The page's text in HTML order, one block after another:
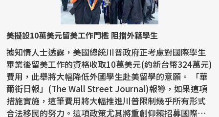
美擬設10萬美元留美工作門檻 阻擋外籍學生
據知情人士透露，美國總統川普政府正考慮對國際學生
畢業後留美工作的資格收取10萬美元(約新台幣324萬元)
費用，此舉將大幅降低外國學生赴美留學的意願。 「華
爾街日報」(The Wall Street Journal)報導，如果這項
措施實施，這筆費用將大幅推進川普限制幾乎所有形式
合法移民的努力。這項政策尤其將重創仰賴招募國際學